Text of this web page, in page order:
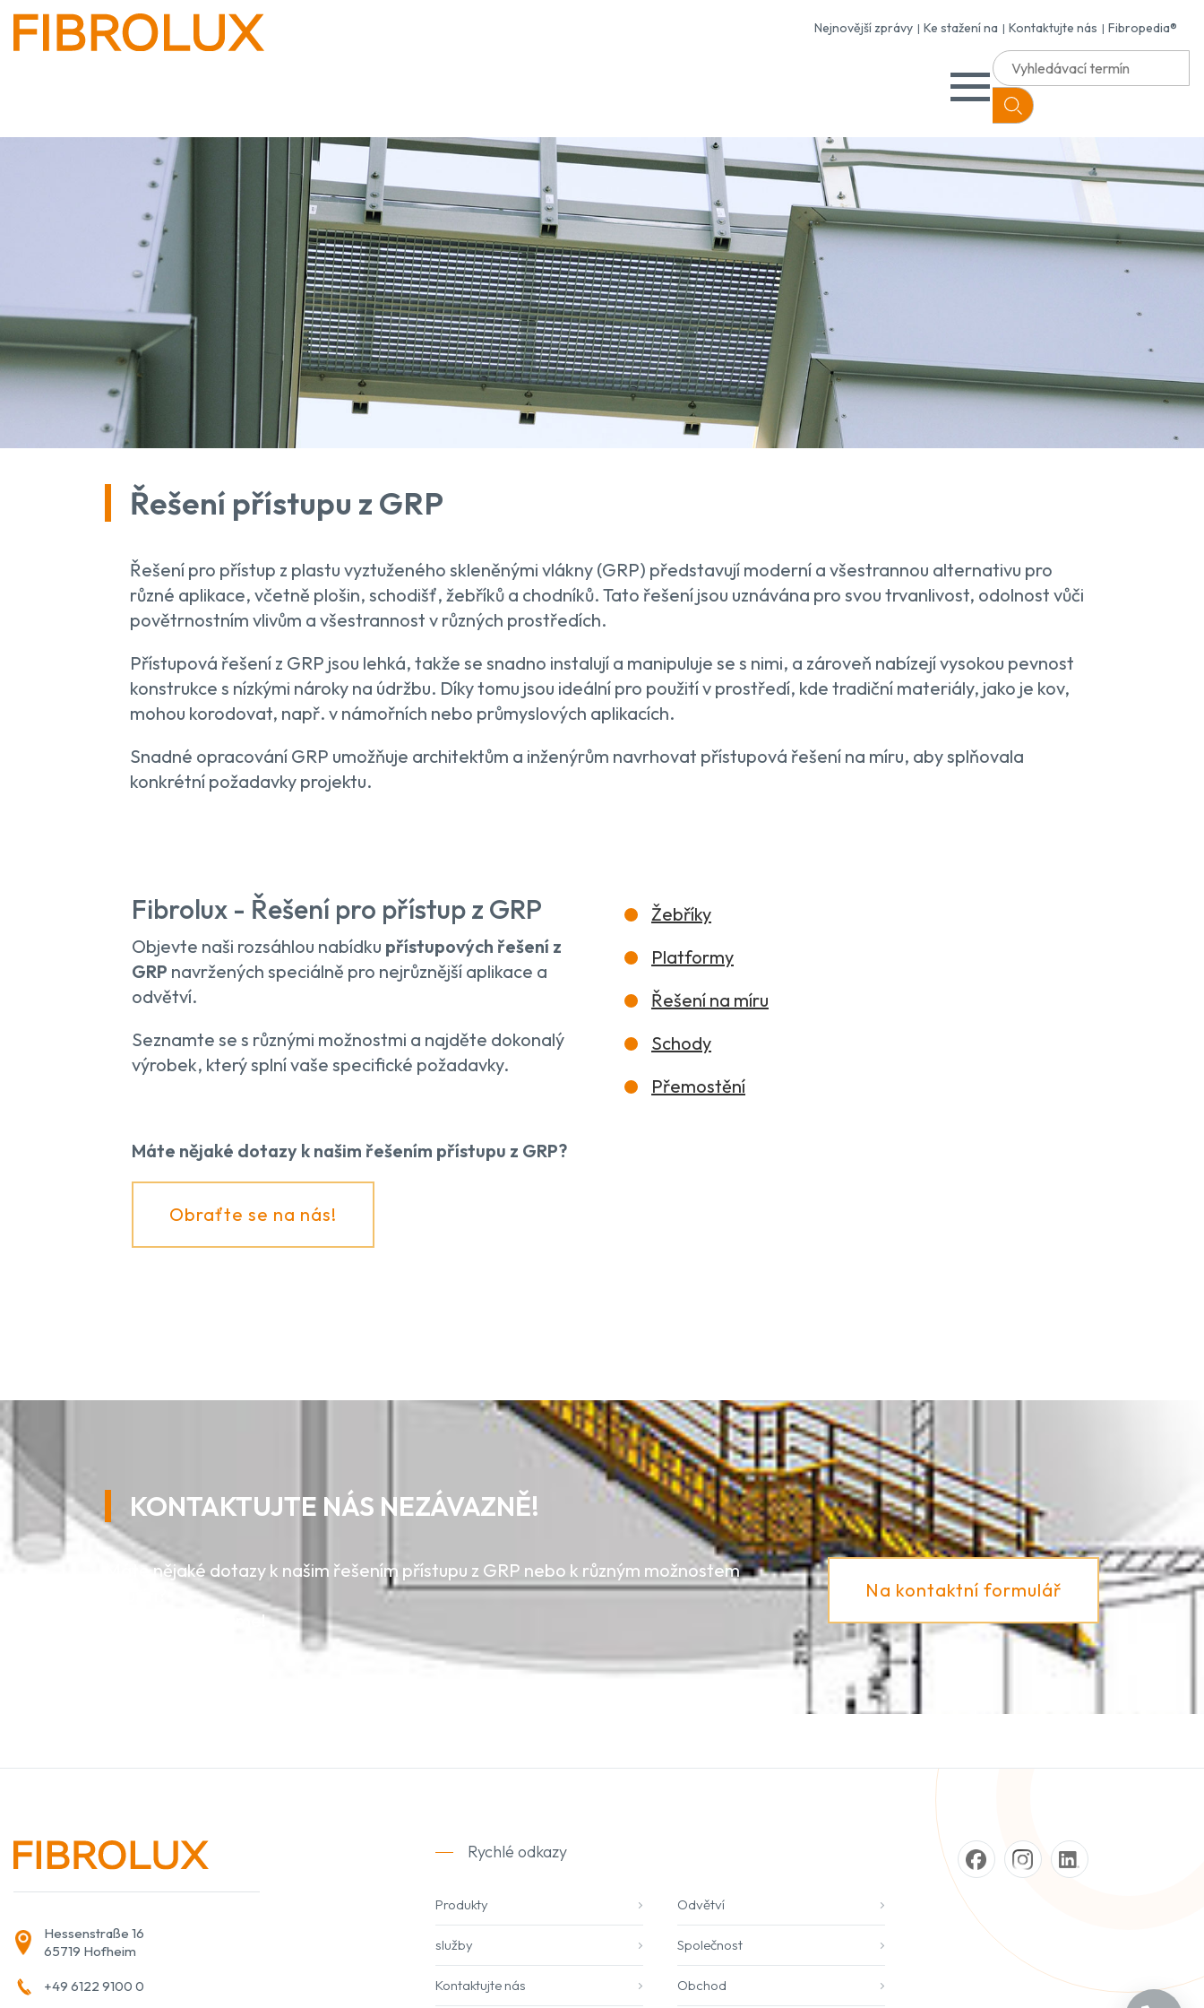
Nejnovější zprávy Ke stažení na Kontaktujte nás Fibropedia®
Řešení přístupu z GRP
Řešení pro přístup z plastu vyztuženého skleněnými vlákny (GRP) představují moderní a všestrannou alternativu pro
různé aplikace, včetně plošin, schodišť, žebříků a chodníků. Tato řešení jsou uznávána pro svou trvanlivost, odolnost vůči
povětrnostním vlivům a všestrannost v různých prostředích.
Přístupová řešení z GRP jsou lehká, takže se snadno instalují a manipuluje se s nimi, a zároveň nabízejí vysokou pevnost
konstrukce s nízkými nároky na údržbu. Díky tomu jsou ideální pro použití v prostředí, kde tradiční materiály, jako je kov,
mohou korodovat, např. v námořních nebo průmyslových aplikacích.
Snadné opracování GRP umožňuje architektům a inženýrům navrhovat přístupová řešení na míru, aby splňovala
konkrétní požadavky projektu.
Fibrolux - Řešení pro přístup z GRP
Objevte naši rozsáhlou nabídku přístupových řešení z
GRP navržených speciálně pro nejrůznější aplikace a
odvětví.
Seznamte se s různými možnostmi a najděte dokonalý
výrobek, který splní vaše specifické požadavky.
Máte nějaké dotazy k našim řešením přístupu z GRP?
Obraťte se na nás!
Žebříky
Platformy
Řešení na míru
Schody
Přemostění
KONTAKTUJTE NÁS NEZÁVAZNĚ!
Máte nějaké dotazy k našim řešením přístupu z GRP nebo k různým možnostem
Rádi vám poradíme!
Na kontaktní formulář
Hessenstraße 16
65719 Hofheim
+49 6122 9100 0
Rychlé odkazy
Produkty Odvětví
služby Společnost
Kontaktujte nás Obchod